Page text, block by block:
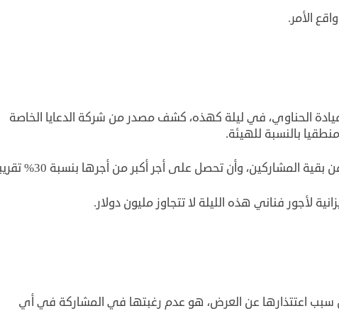
الأمر.
الحناوي، في ليلة كهذه، كشف مصدر من شركة الدعايا الخاصة
بالنسبة للهيئة.
وأن تحصل على أجر أكبر من أجرها بنسبة 30% تقريبا.
لأجور فناني هذه الليلة لا تتجاوز مليون دولار.
سبب اعتتذارها عن العرض، هو عدم رغبتها في المشاركة في أي